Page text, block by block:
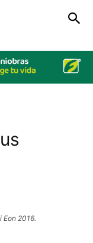
2016.